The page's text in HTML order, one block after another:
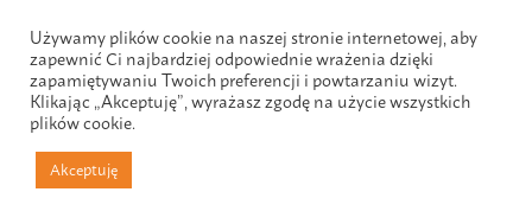
Używamy plików cookie na naszej stronie internetowej, aby
zapewnić Ci najbardziej odpowiednie wrażenia dzięki
zapamiętywaniu Twoich preferencji i powtarzaniu wizyt.
Klikając „Akceptuję”, wyrażasz zgodę na użycie wszystkich
plików cookie.
Akceptuję